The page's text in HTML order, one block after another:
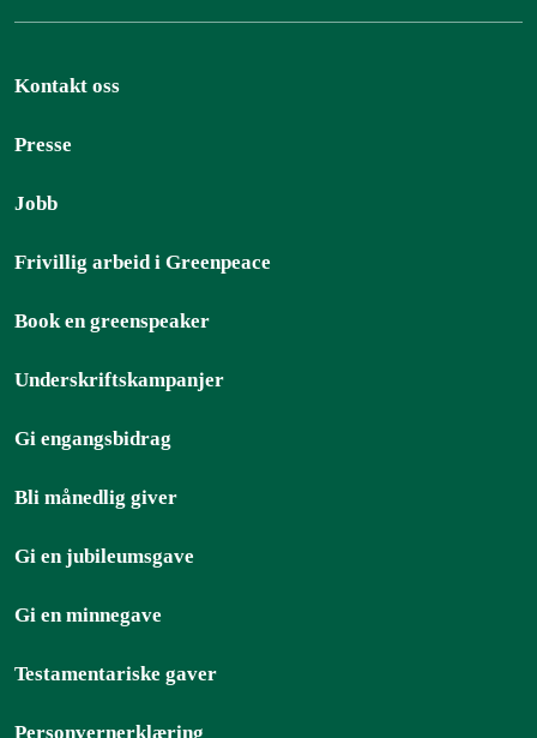
Kontakt oss
Presse
Jobb
Frivillig arbeid i Greenpeace
Book en greenspeaker
Underskriftskampanjer
Gi engangsbidrag
Bli månedlig giver
Gi en jubileumsgave
Gi en minnegave
Testamentariske gaver
Personvernerklæring